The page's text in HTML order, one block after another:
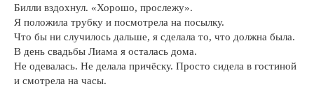
Билли вздохнул. «Хорошо, прослежу».
Я положила трубку и посмотрела на посылку.
Что бы ни случилось дальше, я сделала то, что должна была.
В день свадьбы Лиама я осталась дома.
Не одевалась. Не делала причёску. Просто сидела в гостиной
и смотрела на часы.